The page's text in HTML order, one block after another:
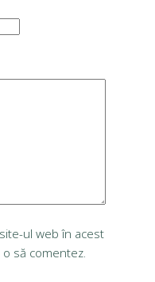
ul web în acest
să comentez.